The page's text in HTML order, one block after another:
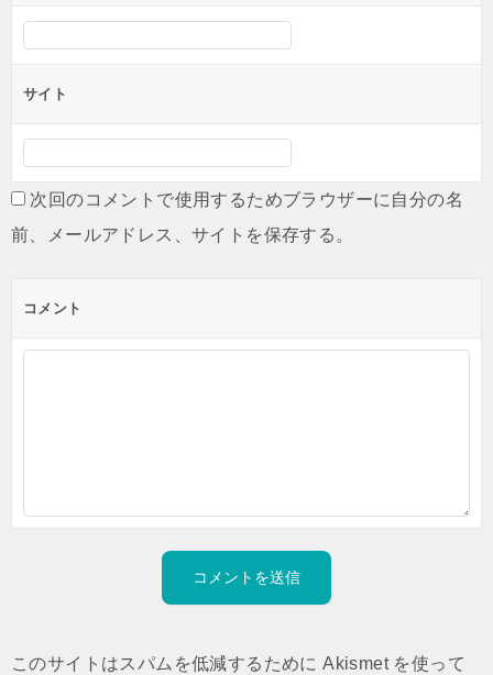
サイト
次回のコメントで使用するためブラウザーに自分の名
前、メールアドレス、サイトを保存する。
コメント
このサイトはスパムを低減するために Akismet を使って